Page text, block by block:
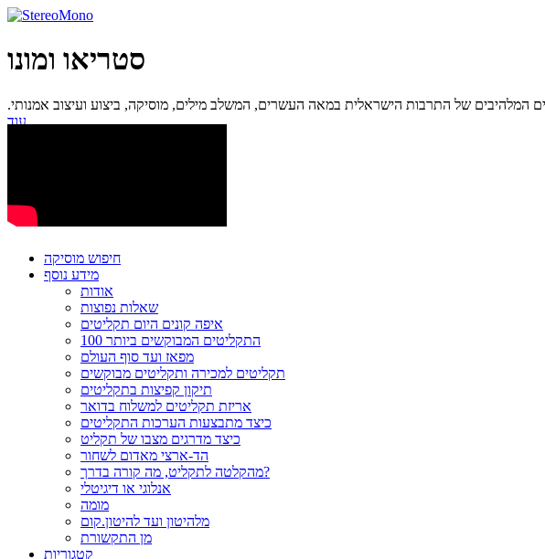
סטריאו ומונו
של התרבות הישראלית במאה העשרים, המשלב מילים, מוסיקה, ביצוע ועיצוב אמנותי.
עוד...
חיפוש מוסיקה
מידע נוסף
אודות
שאלות נפוצות
איפה קונים היום תקליטים
100 התקליטים המבוקשים ביותר
מפאז ועד סוף העולם
תקליטים למכירה ותקליטים מבוקשים
תיקון קפיצות בתקליטים
אריזת תקליטים למשלוח בדואר
כיצד מתבצעות הערכות התקליטים
כיצד מדרגים מצבו של תקליט
הד-ארצי מאדום לשחור
מהקלטה לתקליט, מה קורה בדרך?
אנלוגי או דיגיטלי
מומה
מלהיטון ועד להיטון.קום
מן התקשורת
קטגוריות